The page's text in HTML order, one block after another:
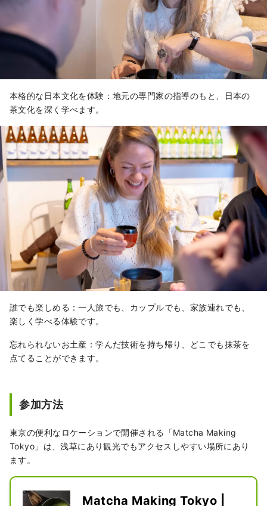
本格的な日本文化を体験：地元の専門家の指導のもと、日本の
茶文化を深く学べます。
誰でも楽しめる：一人旅でも、カップルでも、家族連れでも、
楽しく学べる体験です。
忘れられないお土産：学んだ技術を持ち帰り、どこでも抹茶を
点てることができます。
参加方法
東京の便利なロケーションで開催される「Matcha Making
Tokyo」は、浅草にあり観光でもアクセスしやすい場所にあり
ます。
Matcha Making Tokyo |